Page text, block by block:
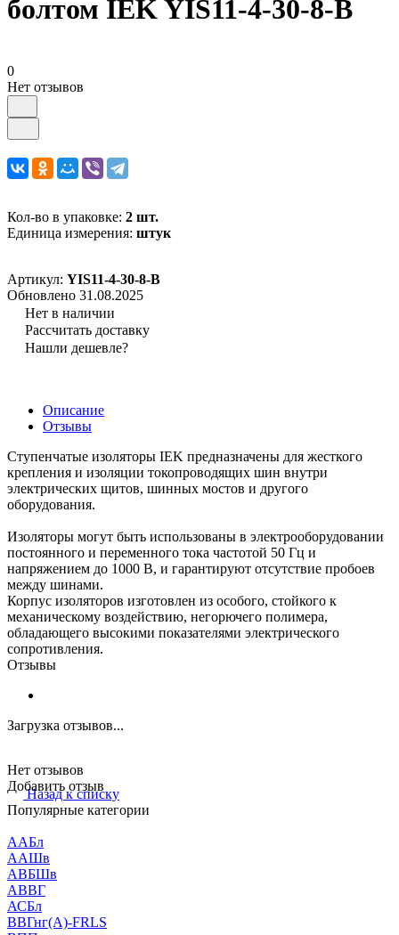
болтом IEK YIS11-4-30-8-B
0
Нет отзывов
Кол-во в упаковке: 2 шт.
Единица измерения: штук
Артикул: YIS11-4-30-8-B
Обновлено 31.08.2025
Нет в наличии
Рассчитать доставку
Нашли дешевле?
Описание
Отзывы
Ступенчатые изоляторы IEK предназначены для жесткого
крепления и изоляции токопроводящих шин внутри
электрических щитов, шинных мостов и другого
оборудования.
Изоляторы могут быть использованы в электрооборудовании
постоянного и переменного тока частотой 50 Гц и
напряжением до 1000 В, и гарантируют отсутствие пробоев
между шинами.
Корпус изоляторов изготовлен из особого, стойкого к
механическому воздействию, негорючего полимера,
обладающего высокими показателями электрического
сопротивления.
Отзывы
Загрузка отзывов...
Нет отзывов
Добавить отзыв
Назад к списку
Популярные категории
ААБл
ААШв
АВБШв
АВВГ
АСБл
ВВГнг(А)-FRLS